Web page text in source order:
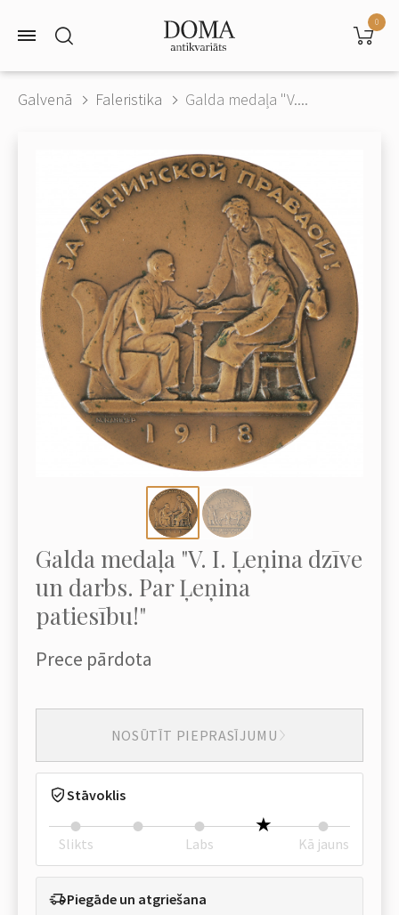
0
Galvenā Faleristika Galda medaļa "V....
Galda medaļa "V. I. Ļeņina dzīve
un darbs. Par Ļeņina
patiesību!"
Prece pārdota
NOSŪTĪT PIEPRASĪJUMU
Stāvoklis
Slikts Labs Kā jauns
Piegāde un atgriešana